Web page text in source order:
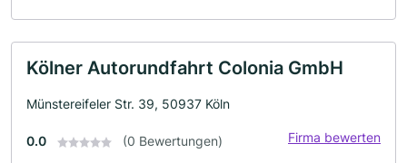
Kölner Autorundfahrt Colonia GmbH
Münstereifeler Str. 39, 50937 Köln
0.0 (0 Bewertungen) Firma bewerten